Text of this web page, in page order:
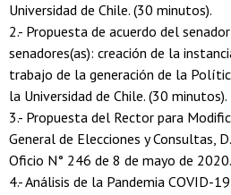
Universidad de Chile. (30 minutos).
2.- Propuesta de acuerdo del
senadores(as): creación de la
trabajo de la generación de la
la Universidad de Chile. (30 minutos).
3.- Propuesta del Rector para
General de Elecciones y Consultas,
Oficio N° 246 de 8 de mayo de
4.- Análisis de la Pandemia COVID-